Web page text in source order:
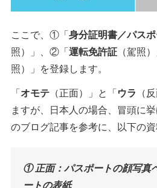
ここで、①「身分証明書／パスポ
照）」、②「運転免許証 （駕照
照）」を登録します。
「オモテ （正面）」と「ウラ （
ますが、日本人の場合、冒頭に
のブログ記事を参考に、以下の資
① 正面：パスポートの顔写
ートの表紙